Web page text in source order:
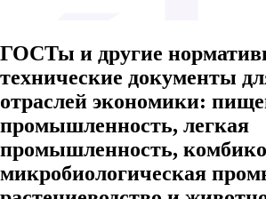
ГОСТы и другие
технические документы
отраслей экономики:
промышленность, легкая
промышленность,
микробиологическая